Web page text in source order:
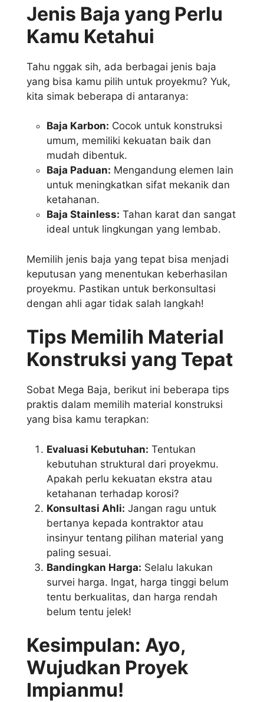
Jenis Baja yang Perlu
Kamu Ketahui
Tahu nggak sih, ada berbagai jenis baja
yang bisa kamu pilih untuk proyekmu? Yuk,
kita simak beberapa di antaranya:
Baja Karbon: Cocok untuk konstruksi
umum, memiliki kekuatan baik dan
mudah dibentuk.
Baja Paduan: Mengandung elemen lain
untuk meningkatkan sifat mekanik dan
ketahanan.
Baja Stainless: Tahan karat dan sangat
ideal untuk lingkungan yang lembab.
Memilih jenis baja yang tepat bisa menjadi
keputusan yang menentukan keberhasilan
proyekmu. Pastikan untuk berkonsultasi
dengan ahli agar tidak salah langkah!
Tips Memilih Material
Konstruksi yang Tepat
Sobat Mega Baja, berikut ini beberapa tips
praktis dalam memilih material konstruksi
yang bisa kamu terapkan:
Evaluasi Kebutuhan: Tentukan
kebutuhan struktural dari proyekmu.
Apakah perlu kekuatan ekstra atau
ketahanan terhadap korosi?
Konsultasi Ahli: Jangan ragu untuk
bertanya kepada kontraktor atau
insinyur tentang pilihan material yang
paling sesuai.
Bandingkan Harga: Selalu lakukan
survei harga. Ingat, harga tinggi belum
tentu berkualitas, dan harga rendah
belum tentu jelek!
Kesimpulan: Ayo,
Wujudkan Proyek
Impianmu!